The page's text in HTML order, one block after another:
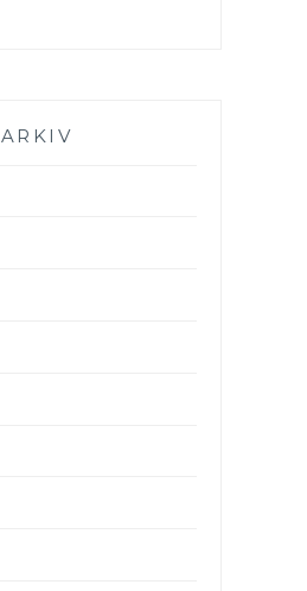
ARKIV